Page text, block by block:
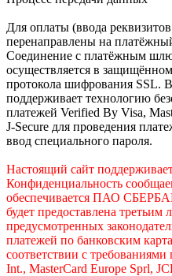
Для оплаты (ввода
перенаправлены на
Соединение с платёжным
осуществляется в
протокола шифрования SSL.
поддерживает технологию
платежей Verified By Visa,
J-Secure для проведения
ввод специального пароля.
Настоящий сайт
Конфиденциальность
обеспечивается ПАО
будет предоставлена
предусмотренных
платежей по банковским
соответствии с
Int., MasterCard Europe Sprl,